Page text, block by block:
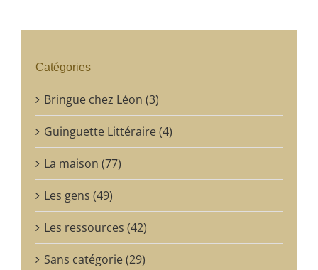
Catégories
Bringue chez Léon (3)
Guinguette Littéraire (4)
La maison (77)
Les gens (49)
Les ressources (42)
Sans catégorie (29)